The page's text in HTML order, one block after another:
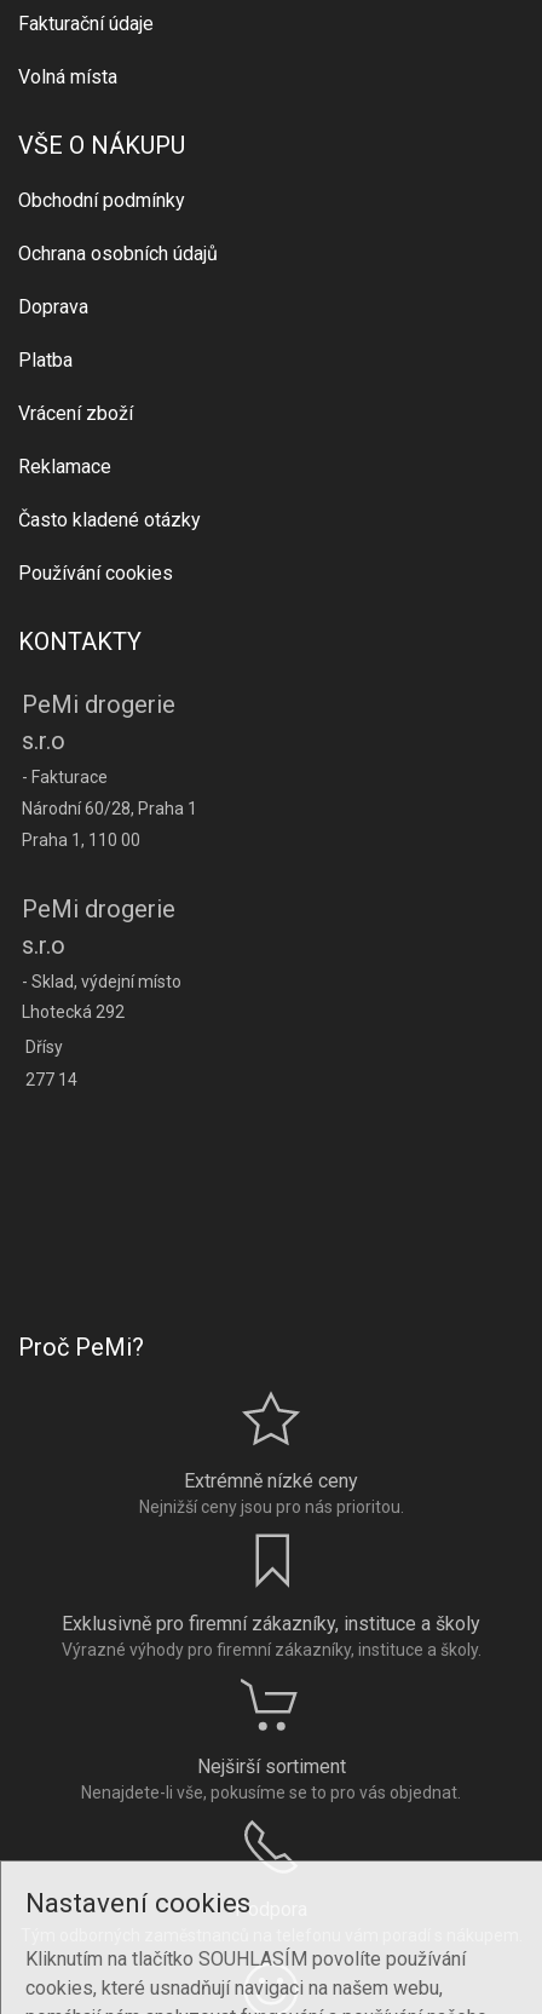
Nastavení cookies
Kliknutím na tlačítko SOUHLASÍM povolíte používání
cookies, které usnadňují navigaci na našem webu,
Fakturační údaje
Volná místa
VŠE O NÁKUPU
Obchodní podmínky
Ochrana osobních údajů
Doprava
Platba
Vrácení zboží
Reklamace
Často kladené otázky
Používání cookies
KONTAKTY
PeMi drogerie
s.r.o
- Fakturace
Národní 60/28, Praha 1
Praha 1, 110 00
PeMi drogerie
s.r.o
- Sklad, výdejní místo
Lhotecká 292
Dřísy
277 14
Proč PeMi?
Extrémně nízké ceny
Nejnižší ceny jsou pro nás prioritou.
Exklusivně pro firemní zákazníky, instituce a školy
Výrazné výhody pro firemní zákazníky, instituce a školy.
Nejširší sortiment
Nenajdete-li vše, pokusíme se to pro vás objednat.
Podpora